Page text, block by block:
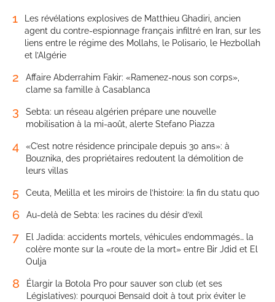
1
Les révélations explosives de Matthieu Ghadiri, ancien
agent du contre-espionnage français infiltré en Iran, sur les
liens entre le régime des Mollahs, le Polisario, le Hezbollah
et l’Algérie
2
Affaire Abderrahim Fakir: «Ramenez-nous son corps»,
clame sa famille à Casablanca
3
Sebta: un réseau algérien prépare une nouvelle
mobilisation à la mi-août, alerte Stefano Piazza
4
«C’est notre résidence principale depuis 30 ans»: à
Bouznika, des propriétaires redoutent la démolition de
leurs villas
5 Ceuta, Melilla et les miroirs de l’histoire: la fin du statu quo
6 Au-delà de Sebta: les racines du désir d’exil
7
El Jadida: accidents mortels, véhicules endommagés… la
colère monte sur la «route de la mort» entre Bir Jdid et El
Oulja
8
Élargir la Botola Pro pour sauver son club (et ses
Législatives): pourquoi Bensaïd doit à tout prix éviter le